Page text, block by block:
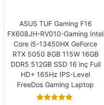
ASUS TUF Gaming F16
FX608JH-RV010-Gaming Intel
Core i5-13450HX GeForce
RTX 5050 8GB 115W 16GB
DDR5 512GB SSD 16 inç Full
HD+ 165Hz IPS-Level
FreeDos Gaming Laptop